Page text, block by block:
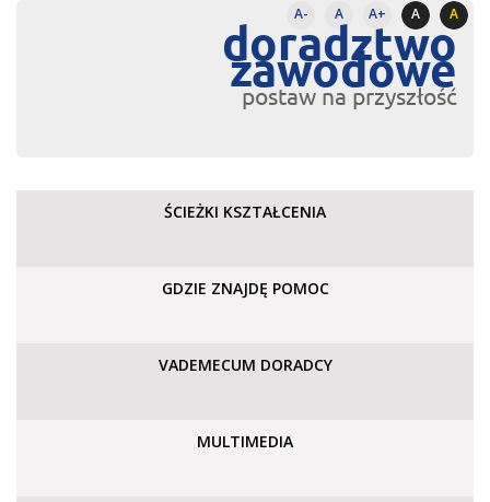
A- A A+ A A
doradztwo
zawodowe
postaw na przyszłość
ŚCIEŻKI KSZTAŁCENIA
GDZIE ZNAJDĘ POMOC
VADEMECUM DORADCY
MULTIMEDIA